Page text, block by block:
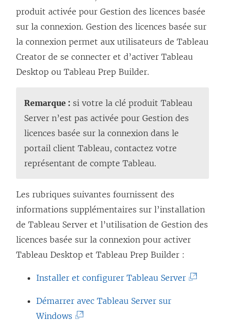
produit activée pour Gestion des licences basée
sur la connexion. Gestion des licences basée sur
la connexion permet aux utilisateurs de Tableau
Creator de se connecter et d’activer Tableau
Desktop ou Tableau Prep Builder.
Remarque : si votre la clé produit Tableau
Server n’est pas activée pour Gestion des
licences basée sur la connexion dans le
portail client Tableau, contactez votre
représentant de compte Tableau.
Les rubriques suivantes fournissent des
informations supplémentaires sur l’installation
de Tableau Server et l’utilisation de Gestion des
licences basée sur la connexion pour activer
Tableau Desktop et Tableau Prep Builder :
Installer et configurer Tableau Server(
Démarrer avec Tableau Server sur
Windows